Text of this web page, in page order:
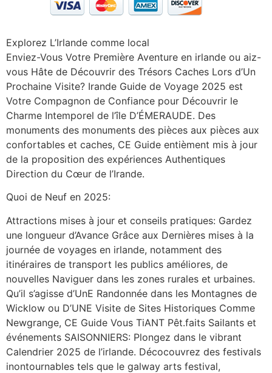
Explorez L’Irlande comme local
Enviez-Vous Votre Première Aventure en irlande ou aiz-
vous Hâte de Découvrir des Trésors Caches Lors d’Un
Prochaine Visite? Irande Guide de Voyage 2025 est
Votre Compagnon de Confiance pour Découvrir le
Charme Intemporel de l’île D’ÉMERAUDE. Des
monuments des monuments des pièces aux pièces aux
confortables et caches, CE Guide entièment mis à jour
de la proposition des expériences Authentiques
Direction du Cœur de l’Irande.
Quoi de Neuf en 2025:
Attractions mises à jour et conseils pratiques: Gardez
une longueur d’Avance Grâce aux Dernières mises à la
journée de voyages en irlande, notamment des
itinéraires de transport les publics améliores, de
nouvelles Naviguer dans les zones rurales et urbaines.
Qu’il s’agisse d’UnE Randonnée dans les Montagnes de
Wicklow ou D’UNE Visite de Sites Historiques Comme
Newgrange, CE Guide Vous TiANT Pêt.faits Sailants et
événements SAISONNIERS: Plongez dans le vibrant
Calendrier 2025 de l’irlande. Décocouvrez des festivals
inontournables tels que le galway arts festival,